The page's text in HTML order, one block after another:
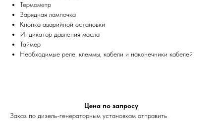
Термометр
Зарядная лампочка
Кнопка аварийной остановки
Индикатор давления масла
Таймер
Необходимые реле, клеммы, кабели и наконечники кабелей
Цена по запросу
Заказ по дизель-генераторным установкам отправить